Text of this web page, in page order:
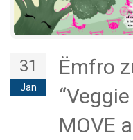
31
Jan
Ëmfro
MOVE